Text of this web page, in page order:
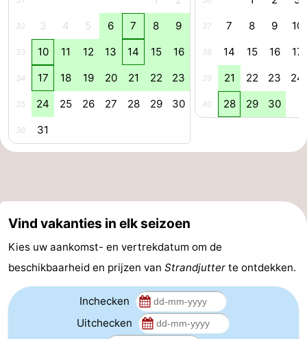
Veere
Domburg
Zoutelande
Vlissingen
Middelburg
Zeeuws-
Breskens
Sluis
-
Cadzand-
-
Retranchement
32 3 4 5 6 7 8 9
33 10 11 12 13 14 15 16
34 17 18 19 20 21 22 23
35 24 25 26 27 28 29 30
36 31
37 7 8 9 10
38 14 15 16 17
39 21 22 23 24
40 28 29 30
Vind vakanties in elk seizoen
Kies uw aankomst- en vertrekdatum om de
beschikbaarheid en prijzen van Strandjutter te ontdekken.
Inchecken
Uitchecken